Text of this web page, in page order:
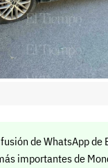
de WhatsApp de
importantes de